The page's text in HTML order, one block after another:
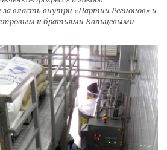
за власть внутри «Партии Регионов» и
и братьями Кальцевыми